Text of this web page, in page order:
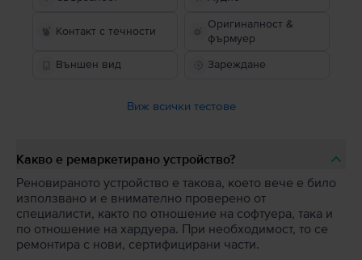
Контакт с течности
Оригиналност &
фърмуер
Външен вид
Зареждане
Виж всички тестове
Какво е ремаркетирано устройство?
Реновираното устройство е такова, което вече е било
използвано и е внимателно проверено от
специалисти, както по отношение на софтуера, така и
по отношение на хардуера. При необходимост, то се
ремонтира с нови, сертифицирани части.